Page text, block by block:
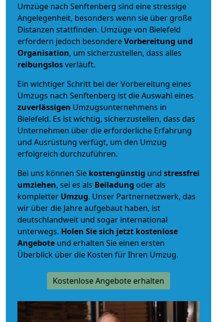
Umzüge nach Senftenberg sind eine stressige
Angelegenheit, besonders wenn sie über große
Distanzen stattfinden. Umzüge von Bielefeld
erfordern jedoch besondereVorbereitung und
Organisation, um sicherzustellen, dass alles
reibungslosverläuft.
Ein wichtiger Schritt bei der Vorbereitung eines
Umzugs nach Senftenberg ist die Auswahl eines
zuverlässigen Umzugsunternehmens in
Bielefeld. Es ist wichtig, sicherzustellen, dass das
Unternehmen über die erforderliche Erfahrung
und Ausrüstung verfügt, um den Umzug
erfolgreich durchzuführen.
Bei uns können Sie kostengünstig und stressfrei
umziehen, sei es als Beiladung oder als
kompletter Umzug. Unser Partnernetzwerk, das
wir über die Jahre aufgebaut haben, ist
deutschlandweit und sogar international
unterwegs. Holen Sie sich jetzt kostenlose
Angebote und erhalten Sie einen ersten
Überblick über die Kosten für Ihren Umzug.
Kostenlose Angebote erhalten